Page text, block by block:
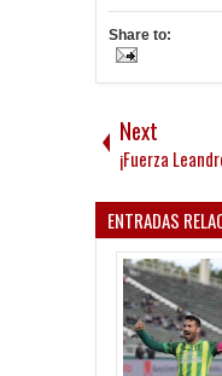
Share to:
Next
¡Fuerza
ENTRADAS